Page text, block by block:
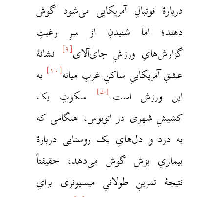
فوتبالِ آمریکایی می‌شود گوش
اما شنیدنِ از سرِ رغبت‌ِ
ورزشِ جای‌آلای
[۹]نشانهٔ
آمریکاییِ ساکنِ غربِ میانه[۱۰] به
ورزش است.
سکوتِ یک
شهری در اتوبوس، هنگامی که
درد و دل‌هایِ یک روستایی دربارهٔ
بزش گوش می‌دهد، حقیقتاً
تمرینِ طولانیِ میسیونری برایِ